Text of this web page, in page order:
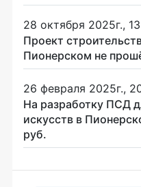
28 октября 2025г.,
Проект
Пионерском не
26 февраля 2025г.,
На разработку ПСД
искусств в
руб.